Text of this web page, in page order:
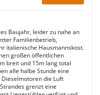
Baujahr, leider zu nahe an
Familienbetrieb,
italienische Hausmannskost.
großen öffentlichen
breit und 15m lang total
alle halbe Stunde eine
die Luft
grenzt eine